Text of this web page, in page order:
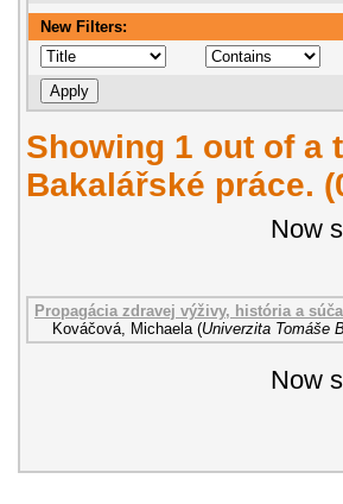
New Filters:
Showing 1 out of a
Bakalářské práce.
Now
Propagácia zdravej výživy, história a
Kováčová, Michaela (Univerzita Tomáše
Now